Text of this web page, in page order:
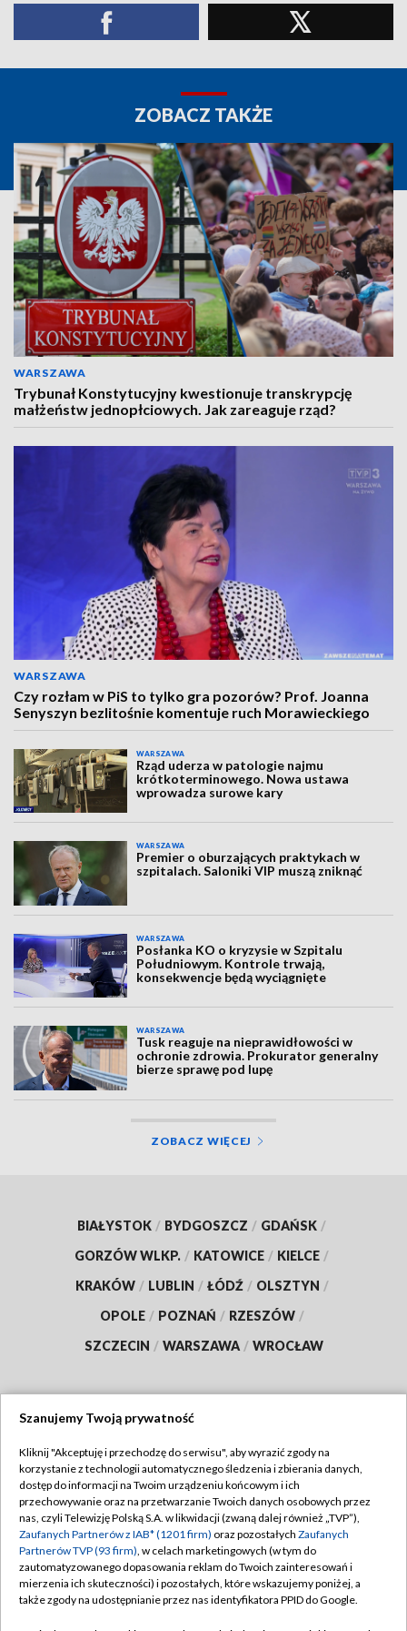
ZOBACZ TAKŻE
WARSZAWA
Trybunał Konstytucyjny kwestionuje transkrypcję
małżeństw jednopłciowych. Jak zareaguje rząd?
WARSZAWA
Czy rozłam w PiS to tylko gra pozorów? Prof. Joanna
Senyszyn bezlitośnie komentuje ruch Morawieckiego
WARSZAWA
Rząd uderza w patologie najmu
krótkoterminowego. Nowa ustawa
wprowadza surowe kary
WARSZAWA
Premier o oburzających praktykach w
szpitalach. Saloniki VIP muszą zniknąć
WARSZAWA
Posłanka KO o kryzysie w Szpitalu
Południowym. Kontrole trwają,
konsekwencje będą wyciągnięte
WARSZAWA
Tusk reaguje na nieprawidłowości w
ochronie zdrowia. Prokurator generalny
bierze sprawę pod lupę
ZOBACZ WIĘCEJ
BIAŁYSTOK / BYDGOSZCZ / GDAŃSK /
GORZÓW WLKP. / KATOWICE / KIELCE /
KRAKÓW / LUBLIN / ŁÓDŹ / OLSZTYN /
OPOLE / POZNAŃ / RZESZÓW /
SZCZECIN / WARSZAWA / WROCŁAW
TVP
Abonament TVP
Emisja w TVP
Centrum informacji TVP
Naziemna Telewizja Cyfrowa
Regulamin TVP
Polityka prywatności
Moje zgody
Pomoc
Szanujemy Twoją prywatność
Kliknij "Akceptuję i przechodzę do serwisu", aby wyrazić zgody na
korzystanie z technologii automatycznego śledzenia i zbierania danych,
dostęp do informacji na Twoim urządzeniu końcowym i ich
przechowywanie oraz na przetwarzanie Twoich danych osobowych przez
nas, czyli Telewizję Polską S.A. w likwidacji (zwaną dalej również „TVP”),
Zaufanych Partnerów z IAB* (1201 firm) oraz pozostałych Zaufanych
Partnerów TVP (93 firm), w celach marketingowych (w tym do
zautomatyzowanego dopasowania reklam do Twoich zainteresowań i
mierzenia ich skuteczności) i pozostałych, które wskazujemy poniżej, a
także zgody na udostępnianie przez nas identyfikatora PPID do Google.